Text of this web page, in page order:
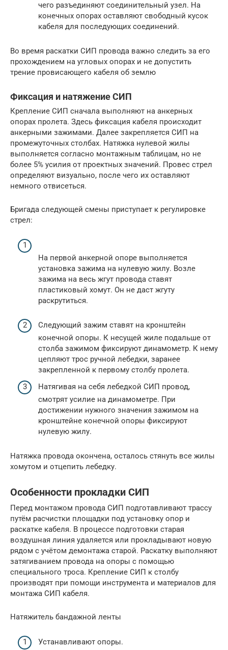
чего разъединяют соединительный узел. На
конечных опорах оставляют свободный кусок
кабеля для последующих соединений.
Во время раскатки СИП провода важно следить за его
прохождением на угловых опорах и не допустить
трение провисающего кабеля об землю
Фиксация и натяжение СИП
Крепление СИП сначала выполняют на анкерных
опорах пролета. Здесь фиксация кабеля происходит
анкерными зажимами. Далее закрепляется СИП на
промежуточных столбах. Натяжка нулевой жилы
выполняется согласно монтажным таблицам, но не
более 5% усилия от проектных значений. Провес стрел
определяют визуально, после чего их оставляют
немного отвисеться.
Бригада следующей смены приступает к регулировке
стрел:
На первой анкерной опоре выполняется
установка зажима на нулевую жилу. Возле
зажима на весь жгут провода ставят
пластиковый хомут. Он не даст жгуту
раскрутиться.
Следующий зажим ставят на кронштейн
конечной опоры. К несущей жиле подальше от
столба зажимом фиксируют динамометр. К нему
цепляют трос ручной лебедки, заранее
закрепленной к первому столбу пролета.
Натягивая на себя лебедкой СИП провод,
смотрят усилие на динамометре. При
достижении нужного значения зажимом на
кронштейне конечной опоры фиксируют
нулевую жилу.
Натяжка провода окончена, осталось стянуть все жилы
хомутом и отцепить лебедку.
Особенности прокладки СИП
Перед монтажом провода СИП подготавливают трассу
путём расчистки площадки под установку опор и
раскатке кабеля. В процессе подготовки старая
воздушная линия удаляется или прокладывают новую
рядом с учётом демонтажа старой. Раскатку выполняют
затягиванием провода на опоры с помощью
специального троса. Крепление СИП к столбу
производят при помощи инструмента и материалов для
монтажа СИП кабеля.
Натяжитель бандажной ленты
Устанавливают опоры.